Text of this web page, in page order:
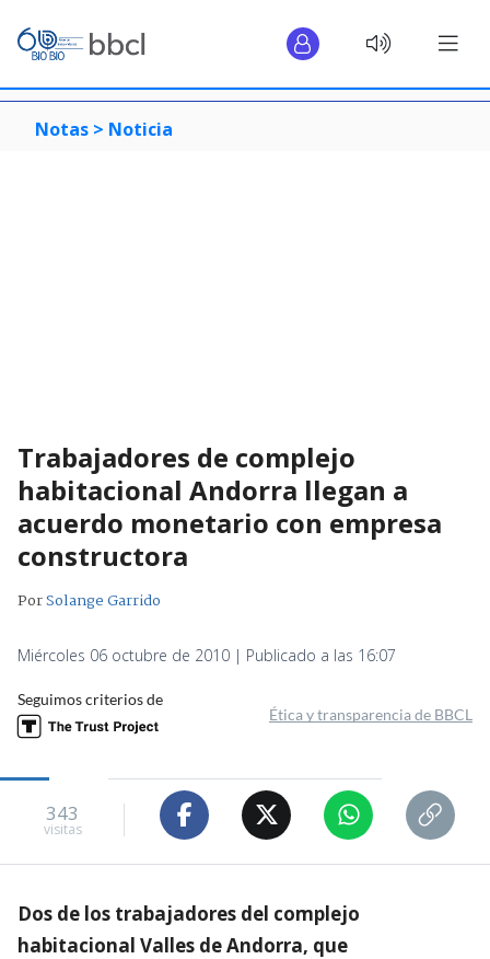
Notas > Noticia
Trabajadores de complejo
habitacional Andorra llegan a
acuerdo monetario con empresa
constructora
PorSolange Garrido
Miércoles 06 octubre de 2010 | Publicado a las 16:07
Seguimos criterios de
Ética y transparencia de BBCL
343
visitas
Dos de los trabajadores del complejo
habitacional Valles de Andorra, que